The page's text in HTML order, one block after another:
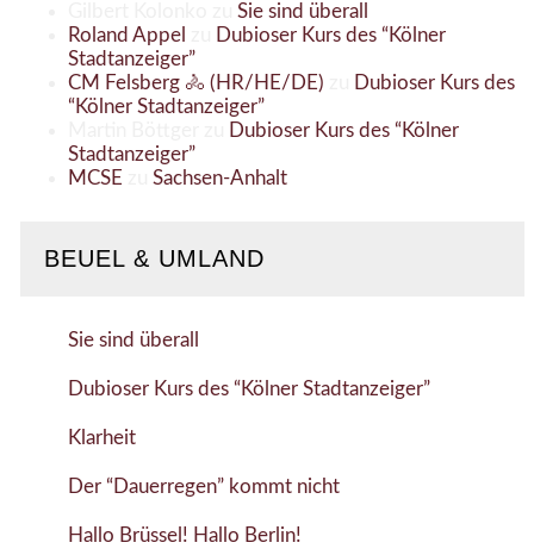
Sie sind überall
Roland Appel
Dubioser Kurs des “Kölner
Stadtanzeiger”
CM Felsberg 🚴 (HR/HE/DE)
Dubioser Kurs des
“Kölner Stadtanzeiger”
Dubioser Kurs des “Kölner
Stadtanzeiger”
MCSE
Sachsen-Anhalt
BEUEL & UMLAND
Sie sind überall
Dubioser Kurs des “Kölner Stadtanzeiger”
Klarheit
Der “Dauerregen” kommt nicht
Hallo Brüssel! Hallo Berlin!